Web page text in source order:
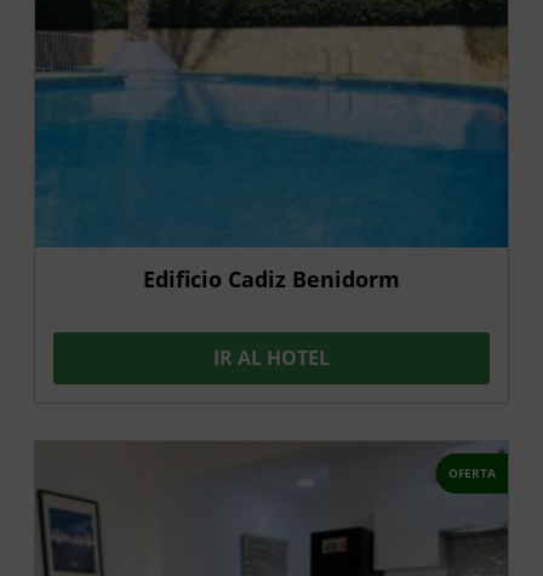
Edificio Cadiz Benidorm
IR AL HOTEL
OFERTA